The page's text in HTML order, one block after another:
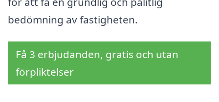
bedömning av fastigheten.
Få 3 erbjudanden, gratis och utan
förpliktelser